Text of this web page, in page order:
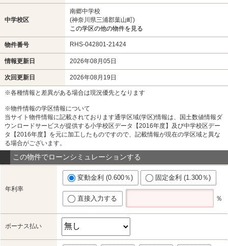
中学校区
南郷中学校
(神奈川県三浦郡葉山町)
この学区の他の物件を見る
物件番号 RHS-042801-21424
情報更新日 2026年08月05日
次回更新日 2026年08月19日
※各種情報と差異がある場合は現況優先となります
※物件情報の学区情報について
当サイト物件情報に記載されております通学区域(学区)情報は、国土数値情報ダ
ウンロードサービスが提供する小学校区データ【2016年度】及び中学校区デー
タ【2016年度】を元に加工したものですので、記載情報が現在の学区域と異な
る場合がございます。
この物件でローンシミュレーションする
年利率
変動金利 (0.600％) 固定金利 (1.300％)
直接入力する ％
ボーナス払い